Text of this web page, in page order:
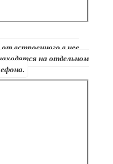
встроенного в нее
на отдельном